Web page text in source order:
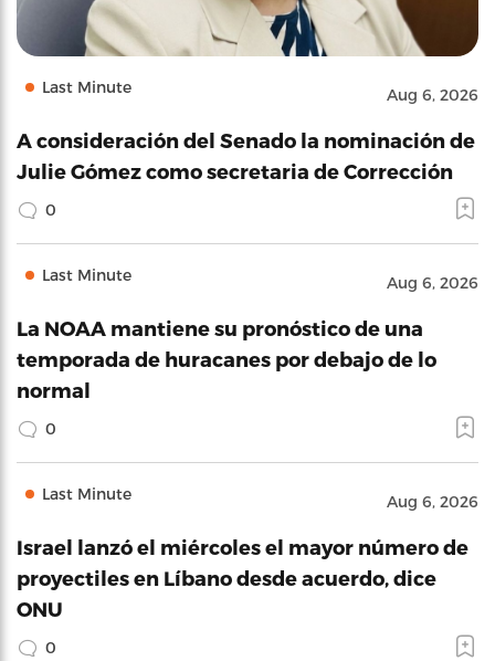
Last Minute Aug 6, 2026
A consideración del Senado la nominación de
Julie Gómez como secretaria de Corrección
0
Last Minute Aug 6, 2026
La NOAA mantiene su pronóstico de una
temporada de huracanes por debajo de lo
normal
0
Last Minute Aug 6, 2026
Israel lanzó el miércoles el mayor número de
proyectiles en Líbano desde acuerdo, dice
ONU
0